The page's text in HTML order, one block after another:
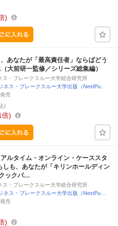
あなたが「最高責任者」ならばどう
大前研一監修／シリーズ総集編）
ス・ブレークスルー大学総合研究所
ネス・ブレークスルー大学出版（NextPu…
売
)
倍
ルタイム・オンライン・ケーススタ
しも、あなたが「キリンホールディン
ックパ…
ス・ブレークスルー大学総合研究所
ネス・ブレークスルー大学出版（NextPu…
売